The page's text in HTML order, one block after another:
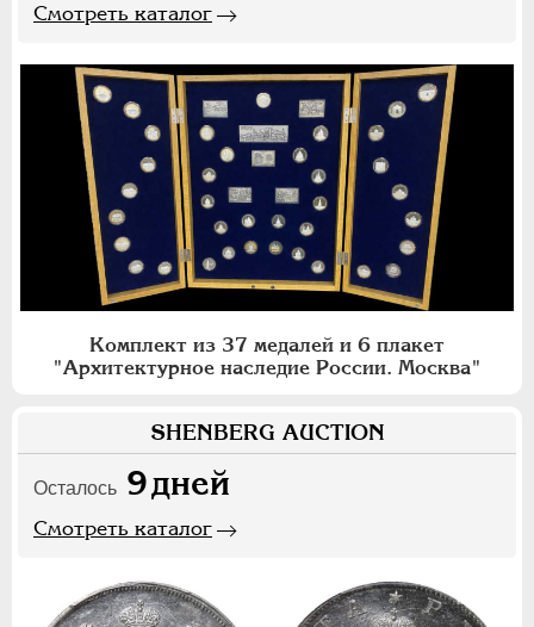
Смотреть каталог
Комплект из 37 медалей и 6 плакет
"Архитектурное наследие России. Москва"
SHENBERG AUCTION
Осталось 9дней
Смотреть каталог